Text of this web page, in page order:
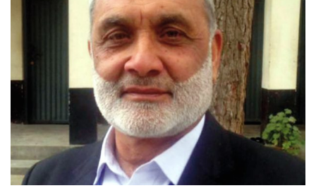
n
e
m
a
i
l